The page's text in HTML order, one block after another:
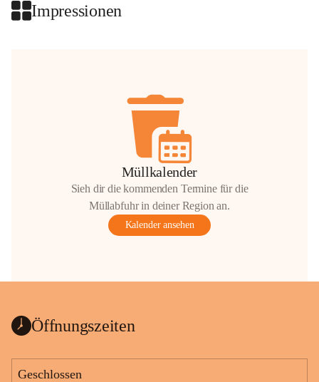
Impressionen
Müllkalender
Sieh dir die kommenden Termine für die
Müllabfuhr in deiner Region an.
Kalender ansehen
Öffnungszeiten
Geschlossen